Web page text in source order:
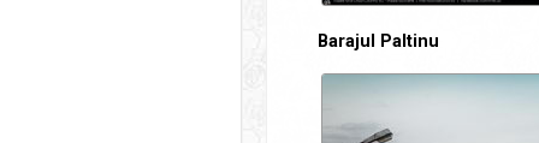
Barajul Paltinu